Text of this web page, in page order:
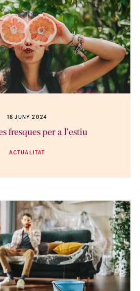
18 JUNY 2024
fresques per a l'estiu
ACTUALITAT